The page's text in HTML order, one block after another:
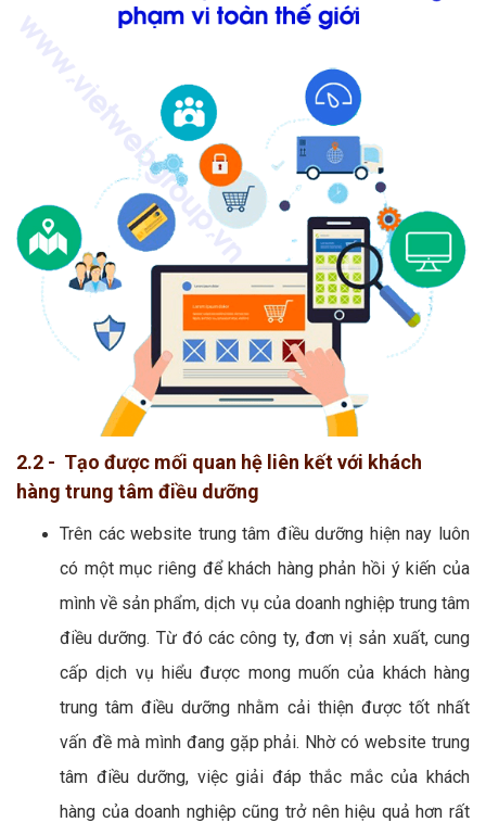
2.2 - Tạo được mối quan hệ liên kết với khách
hàng trung tâm điều dưỡng
Trên các website trung tâm điều dưỡng hiện nay luôn
có một mục riêng để khách hàng phản hồi ý kiến của
mình về sản phẩm, dịch vụ của doanh nghiệp trung tâm
điều dưỡng. Từ đó các công ty, đơn vị sản xuất, cung
cấp dịch vụ hiểu được mong muốn của khách hàng
trung tâm điều dưỡng nhằm cải thiện được tốt nhất
vấn đề mà mình đang gặp phải. Nhờ có website trung
tâm điều dưỡng, việc giải đáp thắc mắc của khách
hàng của doanh nghiệp cũng trở nên hiệu quả hơn rất